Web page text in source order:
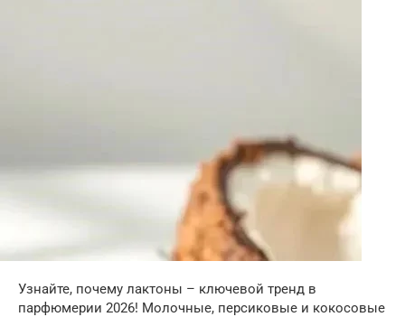
Узнайте, почему лактоны – ключевой тренд в
парфюмерии 2026! Молочные, персиковые и кокосовые